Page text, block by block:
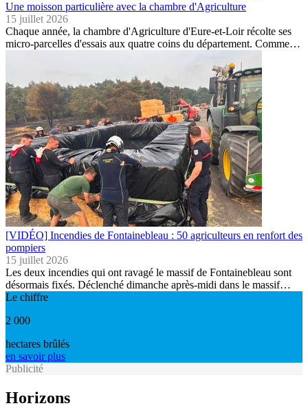
Une moisson particulière avec la chambre d'Agriculture
15 juillet 2026
Chaque année, la chambre d'Agriculture d'Eure-et-Loir récolte ses
micro-parcelles d'essais aux quatre coins du département. Comme…
[VIDÉO] Incendies de Fontainebleau : 50 agriculteurs en renfort des
pompiers
15 juillet 2026
Les deux incendies qui ont ravagé le massif de Fontainebleau sont
désormais fixés. Déclenché dimanche après-midi dans le massif…
Le chiffre
2 000
hectares brûlés
en savoir plus
Publicité
Horizons